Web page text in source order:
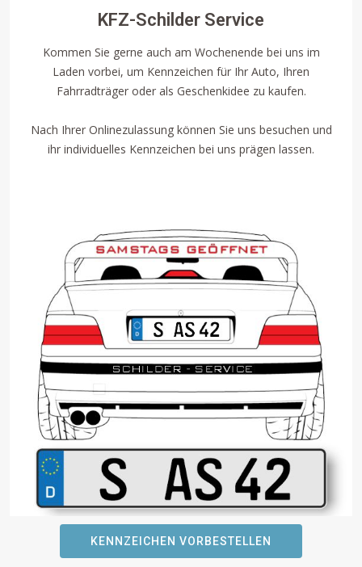
KFZ-Schilder Service
Kommen Sie gerne auch am Wochenende bei uns im
Laden vorbei, um Kennzeichen für Ihr Auto, Ihren
Fahrradträger oder als Geschenkidee zu kaufen.
Nach Ihrer Onlinezulassung können Sie uns besuchen und
ihr individuelles Kennzeichen bei uns prägen lassen.
KENNZEICHEN VORBESTELLEN